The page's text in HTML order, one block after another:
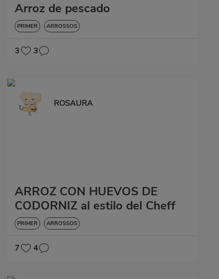
Arroz de pescado
PRIMER ARROSSOS
3 3
ROSAURA
ARROZ CON HUEVOS DE
CODORNIZ al estilo del Cheff
PRIMER ARROSSOS
7 4